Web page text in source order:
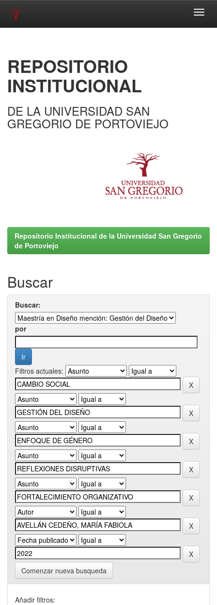
REPOSITORIO
INSTITUCIONAL
DE LA UNIVERSIDAD SAN
GREGORIO DE PORTOVIEJO
Repositorio Institucional de la Universidad San Gregorio
de Portoviejo
Buscar
Buscar:
por
Filtros actuales:
Comenzar nueva busqueda
Añadir filtros: